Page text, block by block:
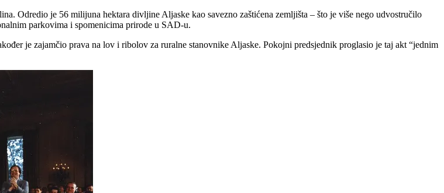
Odredio je 56 milijuna hektara divljine Aljaske kao savezno zaštićena zemljišta – što je više nego udvostručilo
parkovima i spomenicima prirode u SAD-u.
je zajamčio prava na lov i ribolov za ruralne stanovnike Aljaske. Pokojni predsjednik proglasio je taj akt “jednim